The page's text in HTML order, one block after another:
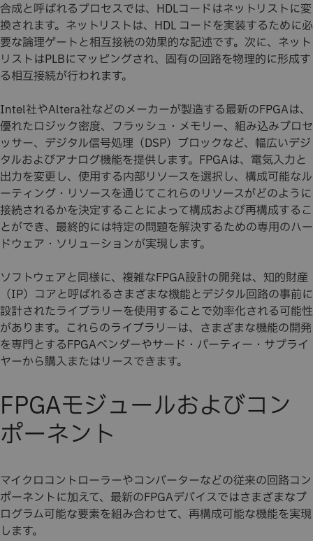
合成と呼ばれるプロセスでは、HDLコードはネットリストに変
換されます。ネットリストは、HDL コードを実装するために必
要な論理ゲートと相互接続の効果的な記述です。次に、ネット
リストはPLBにマッピングされ、固有の回路を物理的に形成す
る相互接続が行われます。
Intel社やAltera社などのメーカーが製造する最新のFPGAは、
優れたロジック密度、フラッシュ・メモリー、組み込みプロセ
ッサー、デジタル信号処理（DSP）ブロックなど、幅広いデジ
タルおよびアナログ機能を提供します。FPGAは、電気入力と
出力を変更し、使用する内部リソースを選択し、構成可能なル
ーティング・リソースを通じてこれらのリソースがどのように
接続されるかを決定することによって構成および再構成するこ
とができ、最終的には特定の問題を解決するための専用のハー
ドウェア・ソリューションが実現します。
ソフトウェアと同様に、複雑なFPGA設計の開発は、知的財産
（IP）コアと呼ばれるさまざまな機能とデジタル回路の事前に
設計されたライブラリーを使用することで効率化される可能性
があります。これらのライブラリーは、さまざまな機能の開発
を専門とするFPGAベンダーやサード・パーティー・サプライ
ヤーから購入またはリースできます。
FPGAモジュールおよびコン
ポーネント
マイクロコントローラーやコンバーターなどの従来の回路コン
ポーネントに加えて、最新のFPGAデバイスではさまざまなプ
ログラム可能な要素を組み合わせて、再構成可能な機能を実現
します。